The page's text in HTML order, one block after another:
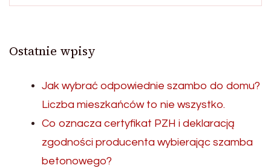
Ostatnie wpisy
Jak wybrać odpowiednie szambo do domu?
Liczba mieszkańców to nie wszystko.
Co oznacza certyfikat PZH i deklaracją
zgodności producenta wybierając szamba
betonowego?